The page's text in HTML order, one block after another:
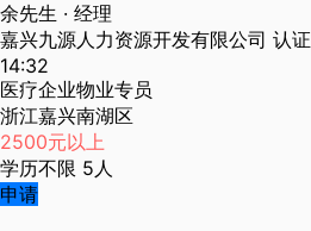
余先生 · 经理
嘉兴九源人力资源开发有限公司 认证
14:32
医疗企业物业专员
浙江嘉兴南湖区
2500元以上
学历不限 5人
申请